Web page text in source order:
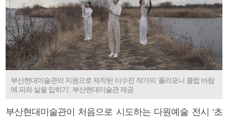
부산현대미술관의 지원으로 제작된 이수진 작가의 ‘폴리포니 클럽 바람
에 피와 살을 입히기’. 부산현대미술관 제공
부산현대미술관이 처음으로 시도하는 다원예술 전시 ‘초